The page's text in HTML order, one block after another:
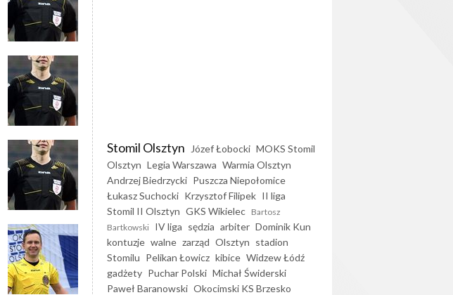
Stomil Olsztyn Józef Łobocki MOKS Stomil
Olsztyn Legia Warszawa Warmia Olsztyn
Andrzej Biedrzycki Puszcza Niepołomice
Łukasz Suchocki Krzysztof Filipek II liga
Stomil II Olsztyn GKS Wikielec Bartosz
Bartkowski IV liga sędzia arbiter Dominik Kun
kontuzje walne zarząd Olsztyn stadion
Stomilu Pelikan Łowicz kibice Widzew Łódź
gadżety Puchar Polski Michał Świderski
Paweł Baranowski Okocimski KS Brzesko